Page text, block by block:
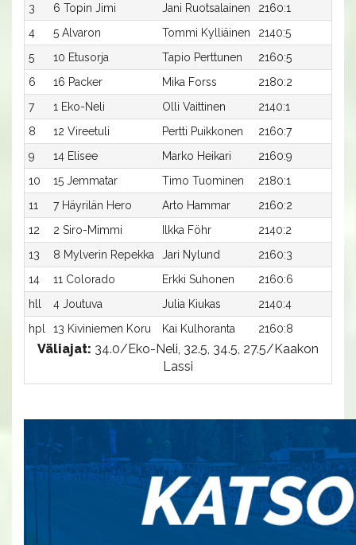
3
6 Topin Jimi Jani Ruotsalainen 2160:1
4
5 Alvaron Tommi Kylliäinen 2140:5
5
10 Etusorja Tapio Perttunen 2160:5
6
16 Packer Mika Forss 2180:2
7
1 Eko-Neli Olli Vaittinen 2140:1
8
12 Vireetuli Pertti Puikkonen 2160:7
9
14 Elisee Marko Heikari 2160:9
10
15 Jemmatar Timo Tuominen 2180:1
11
7 Häyrilän Hero Arto Hammar 2160:2
12
2 Siro-Mimmi Ilkka Föhr 2140:2
13
8 Mylverin Repekka Jari Nylund 2160:3
14
11 Colorado Erkki Suhonen 2160:6
hll
4 Joutuva Julia Kiukas 2140:4
hpl
13 Kiviniemen Koru Kai Kulhoranta 2160:8
Väliajat: 34.0/Eko-Neli, 32.5, 34.5, 27.5/Kaakon
Lassi